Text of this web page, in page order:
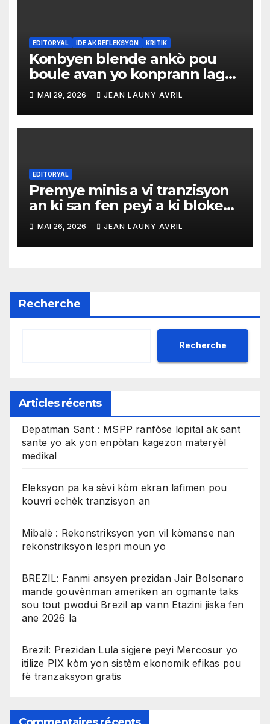
EDITORYAL IDE AK REFLEKSYON KRITIK
Konbyen blende ankò pou
boule avan yo konprann lagè
sa pa ka kontinye konsa
MAI 29, 2026 JEAN LAUNY AVRIL
EDITORYAL
Premye minis a vi tranzisyon
an ki san fen peyi a ki bloke
nan menm sik la
MAI 26, 2026 JEAN LAUNY AVRIL
Recherche
Recherche
Articles récents
Depatman Sant : MSPP ranfòse lopital ak sant
sante yo ak yon enpòtan kagezon materyèl
medikal
Eleksyon pa ka sèvi kòm ekran lafimen pou
kouvri echèk tranzisyon an
Mibalè : Rekonstriksyon yon vil kòmanse nan
rekonstriksyon lespri moun yo
BREZIL: Fanmi ansyen prezidan Jair Bolsonaro
mande gouvènman ameriken an ogmante taks
sou tout pwodui Brezil ap vann Etazini jiska fen
ane 2026 la
Brezil: Prezidan Lula sigjere peyi Mercosur yo
itilize PIX kòm yon sistèm ekonomik efikas pou
fè tranzaksyon gratis